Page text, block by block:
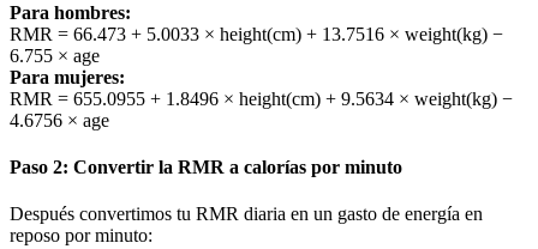
Para hombres:
RMR = 66.473 + 5.0033 × height(cm) + 13.7516 × weight(kg) −
6.755 × age
Para mujeres:
RMR = 655.0955 + 1.8496 × height(cm) + 9.5634 × weight(kg) −
4.6756 × age
Paso 2: Convertir la RMR a calorías por minuto
Después convertimos tu RMR diaria en un gasto de energía en
reposo por minuto: